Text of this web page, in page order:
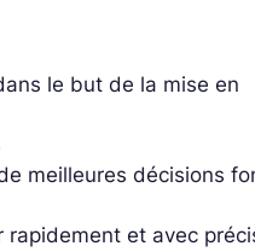
le but de la mise en
meilleures décisions
rapidement et avec